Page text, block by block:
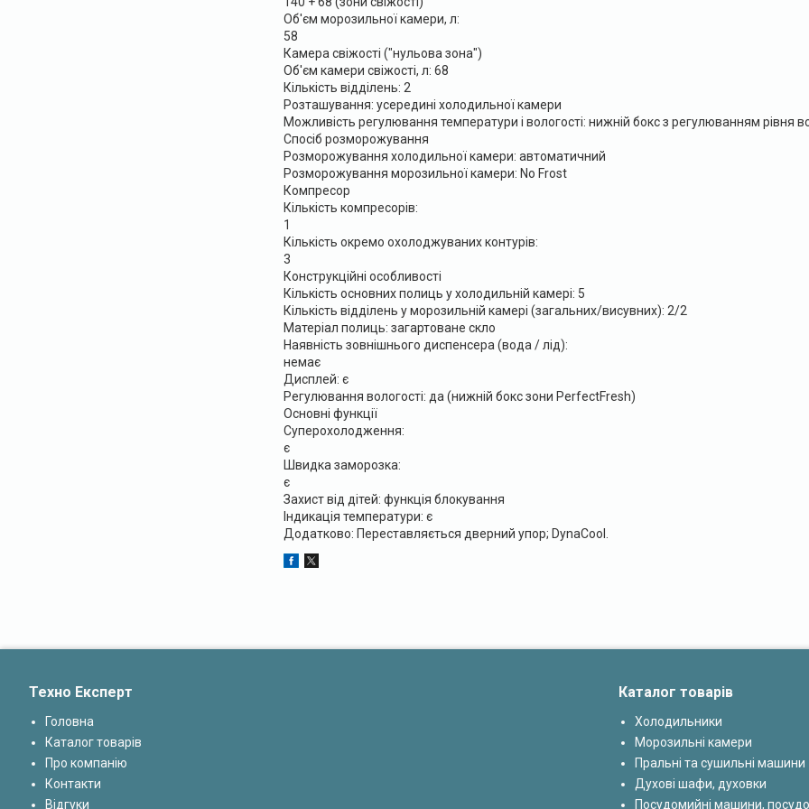
Об'єм морозильної камери, л:
58
Камера свіжості ("нульова зона")
Об'єм камери свіжості, л: 68
Кількість відділень: 2
Розташування: усередині холодильної камери
Можливість регулювання температури і вологості: нижній бокс з регулюванням рівня
Спосіб розморожування
Розморожування холодильної камери: автоматичний
Розморожування морозильної камери: No Frost
Компресор
Кількість компресорів:
1
Кількість окремо охолоджуваних контурів:
3
Конструкційні особливості
Кількість основних полиць у холодильній камері: 5
Кількість відділень у морозильній камері (загальних/висувних): 2/2
Матеріал полиць: загартоване скло
Наявність зовнішнього диспенсера (вода / лід):
немає
Дисплей: є
Регулювання вологості: да (нижній бокс зони PerfectFresh)
Основні функції
Суперохолодження:
є
Швидка заморозка:
є
Захист від дітей: функція блокування
Індикація температури: є
Додатково: Переставляється дверний упор; DynaCool.
Техно Експерт
Головна
Каталог товарів
Про компанію
Контакти
Відгуки
Каталог товарів
Холодильники
Морозильні камери
Пральні та сушильні машини
Духові шафи, духовки
Посудомийні машини,